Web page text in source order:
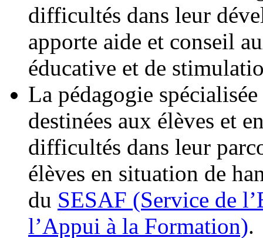
difficultés dans leur
apporte aide et conseil
éducative et de
La pédagogie
destinées aux élèves et
difficultés dans leur
élèves en situation de
du SESAF (Service de
l’Appui à la Formation).